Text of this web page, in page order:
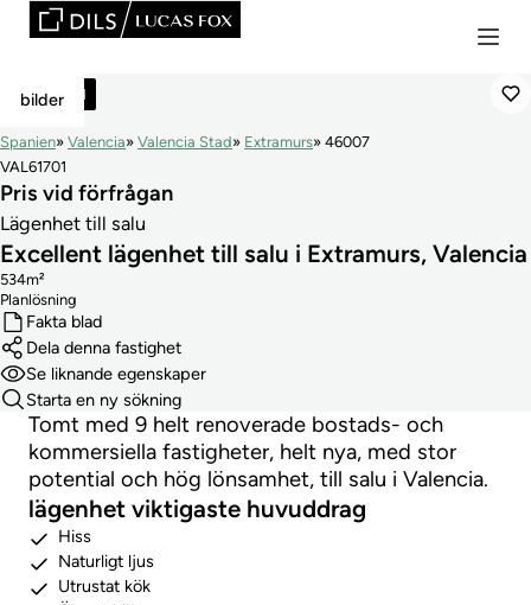
Reserverad
bilder
Spanien Valencia Valencia Stad Extramurs
46007
VAL61701
Pris vid förfrågan
Lägenhet till salu
Excellent lägenhet till salu i Extramurs, Valencia
Planlösning
534m²
Fakta blad
Dela denna fastighet
Se liknande egenskaper
Starta en ny sökning
Tomt med 9 helt renoverade bostads- och
kommersiella fastigheter, helt nya, med stor
potential och hög lönsamhet, till salu i Valencia.
lägenhet viktigaste huvuddrag
Hiss
Naturligt ljus
Utrustat kök